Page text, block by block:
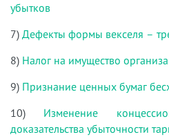
убытков
7) Дефекты формы векселя –
8) Налог на имущество
9) Признание ценных бумаг
10) Изменение
доказательства убыточности